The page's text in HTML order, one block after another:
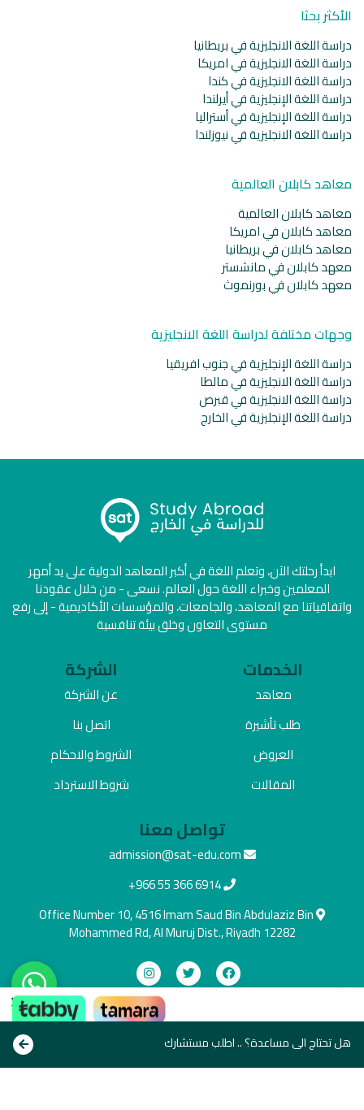
الأكثر بحثا
دراسة اللغة الانجليزية في بريطانيا
دراسة اللغة الانجليزية في امريكا
دراسة اللغة الانجليزية في كندا
دراسة اللغة الإنجليزية في أيرلندا
دراسة اللغة الإنجليزية في أستراليا
دراسة اللغة الانجليزية في نيوزلندا
معاهد كابلان العالمية
معاهد كابلان العالمية
معاهد كابلان في امريكا
معاهد كابلان في بريطانيا
معهد كابلان في مانشستر
معهد كابلان في بورنموث
وجهات مختلفة لدراسة اللغة الانجليزية
دراسة اللغة الإنجليزية في جنوب افريقيا
دراسة اللغة الانجليزية في مالطا
دراسة اللغة الانجليزية في قبرص
دراسة اللغة الإنجليزية في الخارج
ابدأ رحلتك الآن، وتعلم اللغة في أكبر المعاهد الدولية على يد أمهر
المعلمين وخبراء اللغة حول العالم. نسعى - من خلال عقودنا
واتفاقياتنا مع المعاهد، والجامعات، والمؤسسات الأكاديمية - إلى رفع
مستوى التعاون وخلق بيئة تنافسية
الخدمات
معاهد
طلب تأشيرة
العروض
المقالات
الشركة
عن الشركة
اتصل بنا
الشروط والاحكام
شروط الاسترداد
تواصل معنا
admission@sat-edu.com
+966 55 366 6914
Office Number 10, 4516 Imam Saud Bin Abdulaziz Bin
Mohammed Rd, Al Muruj Dist., Riyadh 12282
دفع آمن
هل تحتاج الى مساعدة؟ .. اطلب مستشارك
×